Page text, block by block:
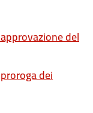
del
dei